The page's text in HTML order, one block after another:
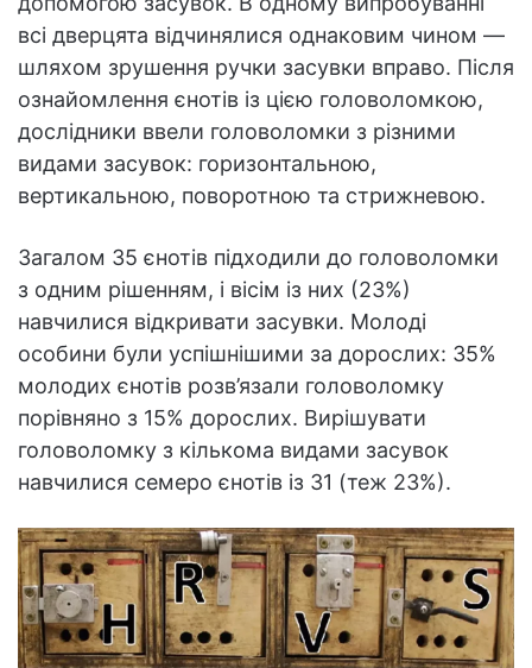
всі дверцята відчинялися однаковим чином —
шляхом зрушення ручки засувки вправо. Після
ознайомлення єнотів із цією головоломкою,
дослідники ввели головоломки з різними
видами засувок: горизонтальною,
вертикальною, поворотною та стрижневою.
Загалом 35 єнотів підходили до головоломки
з одним рішенням, і вісім із них (23%)
навчилися відкривати засувки. Молоді
особини були успішнішими за дорослих: 35%
молодих єнотів розв’язали головоломку
порівняно з 15% дорослих. Вирішувати
головоломку з кількома видами засувок
навчилися семеро єнотів із 31 (теж 23%).